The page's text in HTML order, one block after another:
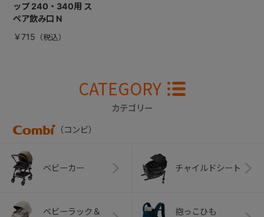
ップ 240・340用 ス
ペア飲み口 N
￥715
CATEGORY
カテゴリー
（コンビ）
ベビーカー チャイルドシート
ベビーラック＆
抱っこひも